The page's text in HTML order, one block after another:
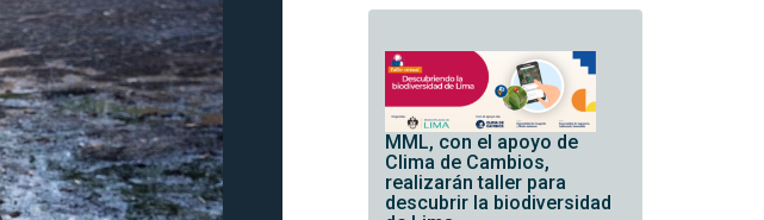
MML, con el apoyo de
Clima de Cambios,
realizarán taller para
descubrir la biodiversidad